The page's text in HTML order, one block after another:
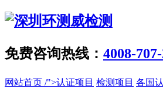
免费咨询热线： 4008-
网站首页 /">认证项目 检测项目 各国